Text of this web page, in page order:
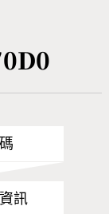
查詢
訊